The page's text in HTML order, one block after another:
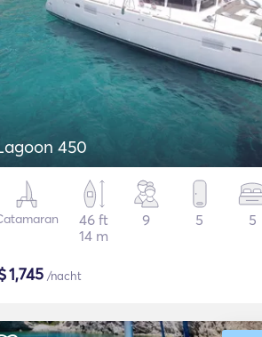
450
46 ft
14 m
9 5 5
1,745 /nacht